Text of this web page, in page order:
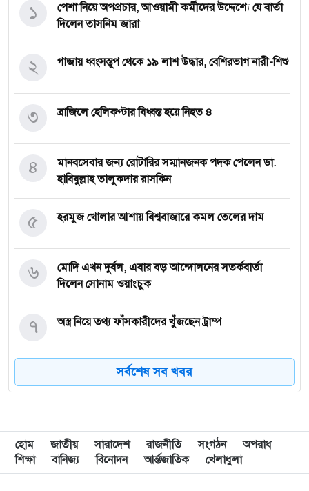
পেশা নিয়ে অপপ্রচার, আওয়ামী কর্মীদের উদ্দেশ্যে যে বার্তা
দিলেন তাসনিম জারা
১
গাজায় ধ্বংসস্তূপ থেকে ১৯ লাশ উদ্ধার, বেশিরভাগ নারী-শিশু
২
ব্রাজিলে হেলিকপ্টার বিধ্বস্ত হয়ে নিহত ৪
৩
মানবসেবার জন্য রোটারির সম্মানজনক পদক পেলেন ডা.
হাবিবুল্লাহ তালুকদার রাসকিন
৪
হরমুজ খোলার আশায় বিশ্ববাজারে কমল তেলের দাম
৫
মোদি এখন দুর্বল, এবার বড় আন্দোলনের সতর্কবার্তা
দিলেন সোনাম ওয়াংচুক
৬
অস্ত্র নিয়ে তথ্য ফাঁসকারীদের খুঁজছেন ট্রাম্প
৭
দেশে স্বর্ণের দামে বড় লাফ
নিহত ৮
৯
রাষ্ট্রপতি নির্বাচন ইসির সাংবিধানিক এখতিয়ার: সালাহউদ্দিন
১০
সর্বশেষ সব খবর
হোম জাতীয় সারাদেশ রাজনীতি সংগঠন
অপরাধ
শিক্ষা
বানিজ্য বিনোদন আর্ন্তজাতিক খেলাধুলা